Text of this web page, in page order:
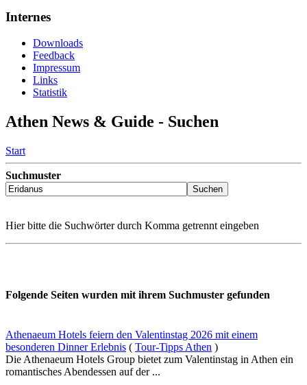
Internes
Downloads
Feedback
Impressum
Links
Statistik
Athen News & Guide - Suchen
Start
Suchmuster
Hier bitte die Suchwörter durch Komma getrennt eingeben
Folgende Seiten wurden mit ihrem Suchmuster gefunden
Athenaeum Hotels feiern den Valentinstag 2026 mit einem
besonderen Dinner Erlebnis ( Tour-Tipps Athen )
Die Athenaeum Hotels Group bietet zum Valentinstag in Athen ein
romantisches Abendessen auf der ...